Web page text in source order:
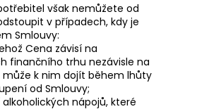
však nemůžete od
v případech, kdy je
Smlouvy:
Cena závisí na
finančního trhu nezávisle na
může k nim dojít během lhůty
od Smlouvy;
nápojů, které